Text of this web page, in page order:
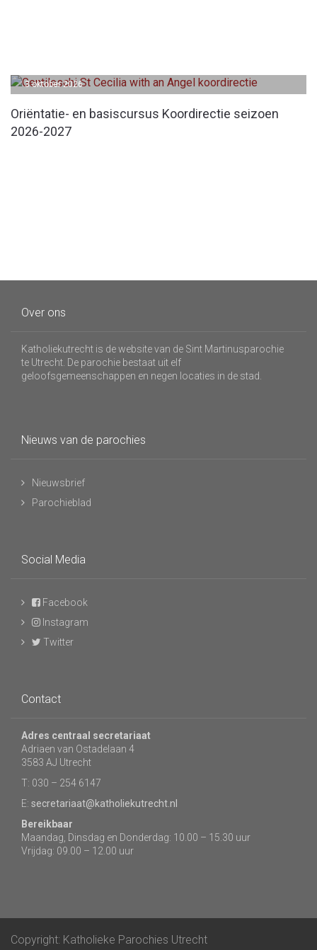
Oriëntatie- en basiscursus Koordirectie seizoen
2026-2027
3 oktober 2026
Over ons
Katholiekutrecht is de website van de Sint Martinusparochie
te Utrecht. De parochie bestaat uit elf
geloofsgemeenschappen en negen locaties in de stad.
Nieuws van de parochies
Nieuwsbrief
Parochieblad
Social Media
Facebook
Instagram
Twitter
Contact
Adres centraal secretariaat
Adriaen van Ostadelaan 4
3583 AJ Utrecht
T: 030 – 254 6147
E: secretariaat@katholiekutrecht.nl
Bereikbaar
Maandag, Dinsdag en Donderdag: 10.00 – 15.30 uur
Vrijdag: 09.00 – 12.00 uur
Copyright: Katholieke Parochies Utrecht